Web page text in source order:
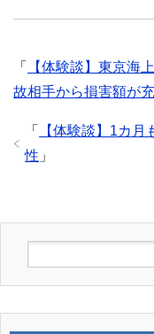
「
【体験談】東京海
故相手から損害額が
「
【体験談】1カ
性 」